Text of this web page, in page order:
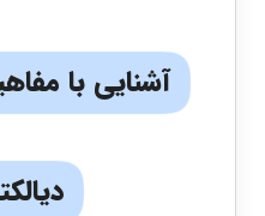
آشنایی با